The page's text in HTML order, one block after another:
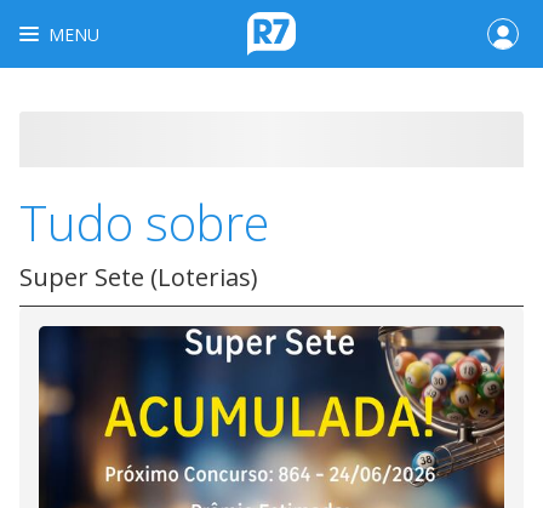
MENU
Tudo sobre
Super Sete (Loterias)